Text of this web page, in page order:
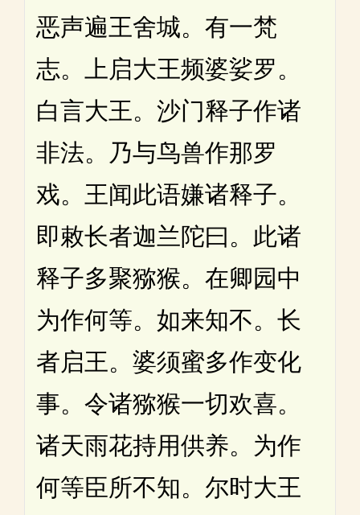
恶声遍王舍城。有一梵
志。上启大王频婆娑罗。
白言大王。沙门释子作诸
非法。乃与鸟兽作那罗
戏。王闻此语嫌诸释子。
即敕长者迦兰陀曰。此诸
释子多聚猕猴。在卿园中
为作何等。如来知不。长
者启王。婆须蜜多作变化
事。令诸猕猴一切欢喜。
诸天雨花持用供养。为作
何等臣所不知。尔时大王